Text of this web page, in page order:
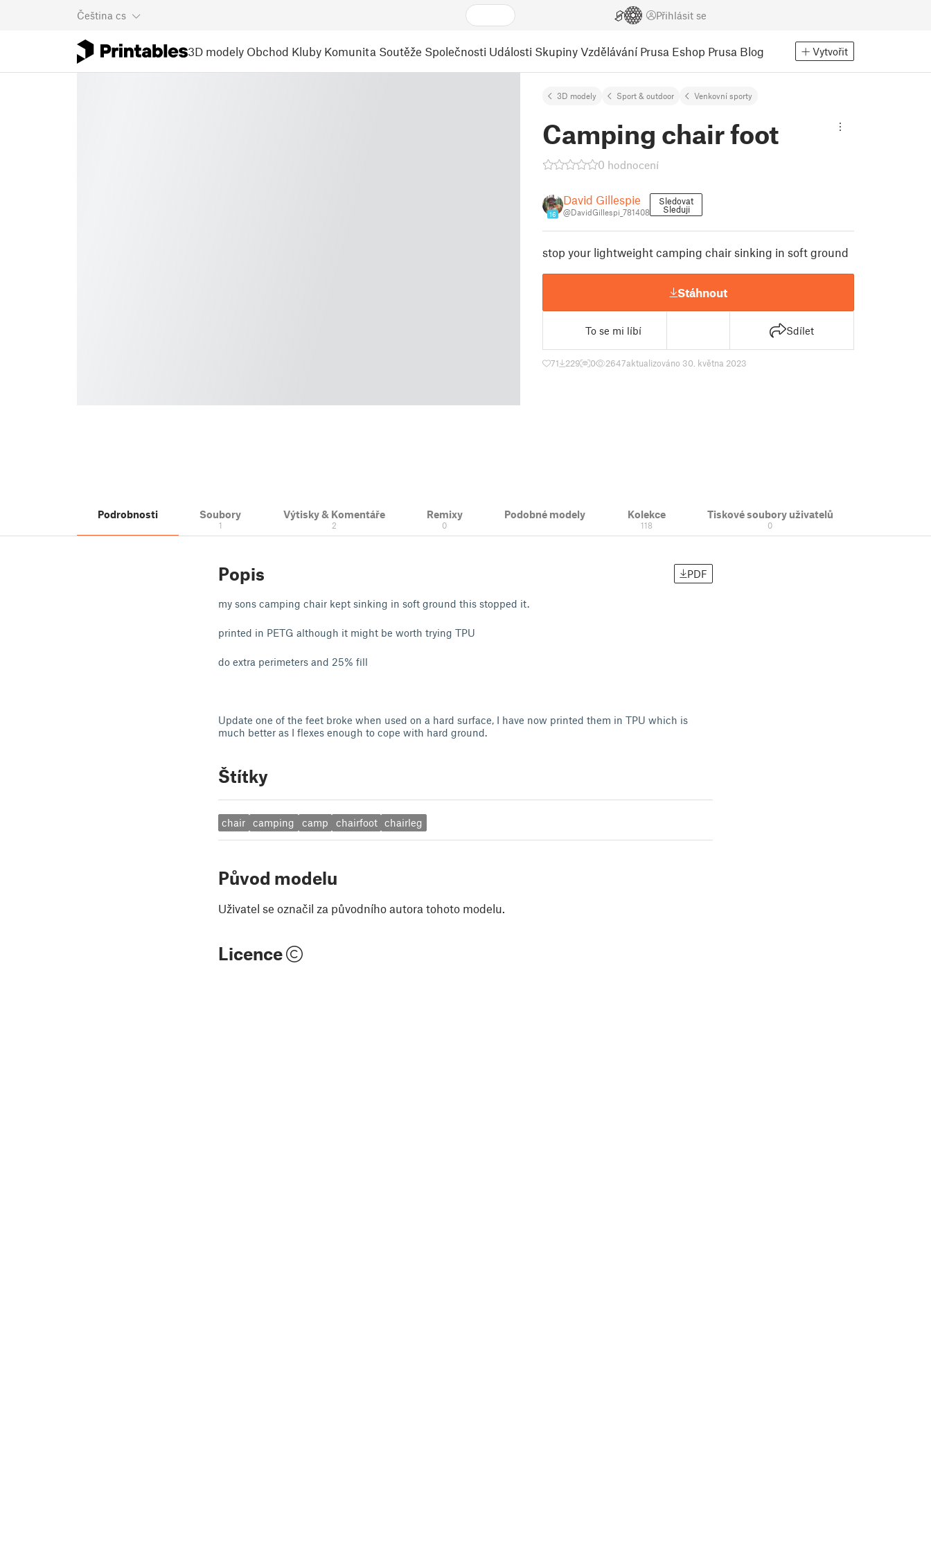
Čeština cs Přihlásit se
3D modely Obchod Kluby Komunita Soutěže Společnosti Události Skupiny Vzdělávání Prusa Eshop Prusa Blog Vytvořit
3D modely Sport & outdoor Venkovní sporty
Camping chair foot
0 hodnocení
16
David Gillespie
@DavidGillespi_781408
Sledovat
Sleduji
stop your lightweight camping chair sinking in soft ground
Stáhnout
To se mi líbí Sdílet
71 229 0 2647aktualizováno 30. května 2023
Podrobnosti Soubory
1
Výtisky & Komentáře
2
Remixy
0
Podobné modely Kolekce
118
Tiskové soubory uživatelů
0
Popis PDF
my sons camping chair kept sinking in soft ground this stopped it.
printed in PETG although it might be worth trying TPU
do extra perimeters and 25% fill
Update one of the feet broke when used on a hard surface, I have now printed them in TPU which is
much better as I flexes enough to cope with hard ground.
Štítky
chair camping camp chairfoot chairleg
Původ modelu
Uživatel se označil za původního autora tohoto modelu.
Licence